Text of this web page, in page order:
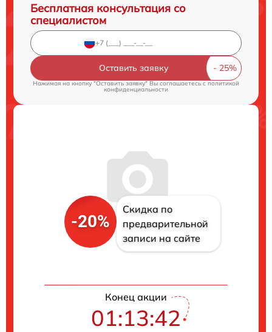
Бесплатная консультация со
специалистом
Оставить заявку
Нажимая на кнопку "Оставить заявку" Вы соглашаетесь cполитикой
конфиденциальности
-20%
Скидка по
предварительной
записи на сайте
Конец акции
01:13:41